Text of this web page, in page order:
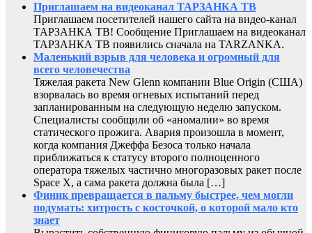
Приглашаем на видеоканал ТАРЗАНКА ТВ
Приглашаем посетителей нашего сайта на видео-канал
ТАРЗАНКА ТВ! Сообщение Приглашаем на видеоканал
ТАРЗАНКА ТВ появились сначала на TARZANKA.
Маленький взрыв для человека и огромный для
всего человечества
Тяжелая ракета New Glenn компании Blue Origin (США)
взорвалась во время огневых испытаний перед
запланированным на следующую неделю запуском.
Специалисты сообщили об «аномалии» во время
статического прожига. Авария произошла в момент,
когда компания Джеффа Безоса только начала
приближаться к статусу второго полноценного
оператора тяжелых частично многоразовых ракет после
Space X, а сама ракета должна была […]
Финик превращается в пальму быстрее, чем могли
подумать: хитрость с косточкой, о которой мало кто
знает